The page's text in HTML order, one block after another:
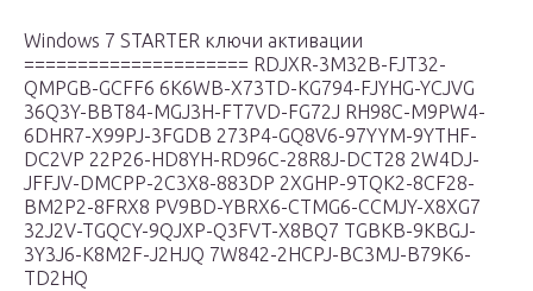
Windows 7 STARTER ключи активации
===================== RDJXR-3M32B-FJT32-
QMPGB-GCFF6 6K6WB-X73TD-KG794-FJYHG-YCJVG
36Q3Y-BBT84-MGJ3H-FT7VD-FG72J RH98C-M9PW4-
6DHR7-X99PJ-3FGDB 273P4-GQ8V6-97YYM-9YTHF-
DC2VP 22P26-HD8YH-RD96C-28R8J-DCT28 2W4DJ-
JFFJV-DMCPP-2C3X8-883DP 2XGHP-9TQK2-8CF28-
BM2P2-8FRX8 PV9BD-YBRX6-CTMG6-CCMJY-X8XG7
32J2V-TGQCY-9QJXP-Q3FVT-X8BQ7 TGBKB-9KBGJ-
3Y3J6-K8M2F-J2HJQ 7W842-2HCPJ-BC3MJ-B79K6-
TD2HQ